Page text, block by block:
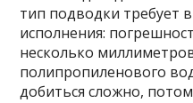
тип подводки требует
исполнения:
несколько
полипропиленового
добиться сложно,